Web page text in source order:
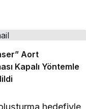
Aort
Kapalı Yöntemle
hedefiyle